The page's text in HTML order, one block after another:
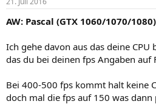
AW: Pascal (GTX 1060/1070/
Ich gehe davon aus das deine CPU
das du bei deinen fps Angaben auf
Bei 400-500 fps kommt halt keine
doch mal die fps auf 150 was dann